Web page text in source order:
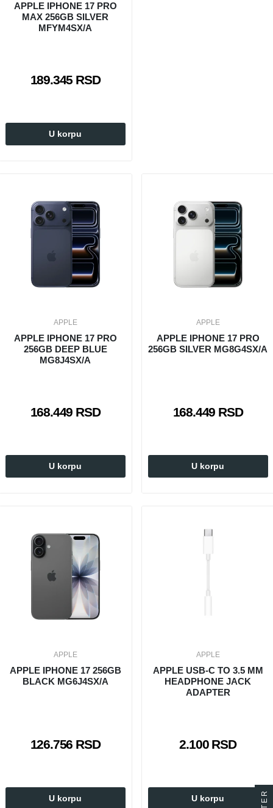
APPLE IPHONE 17 PRO
MAX 256GB SILVER
MFYM4SX/A
189.345 RSD
U korpu
APPLE
APPLE IPHONE 17 PRO
256GB DEEP BLUE
MG8J4SX/A
168.449 RSD
U korpu
APPLE
APPLE IPHONE 17 PRO
256GB SILVER MG8G4SX/A
168.449 RSD
U korpu
APPLE
APPLE IPHONE 17 256GB
BLACK MG6J4SX/A
126.756 RSD
U korpu
APPLE
APPLE USB-C TO 3.5 MM
HEADPHONE JACK
ADAPTER
2.100 RSD
U korpu